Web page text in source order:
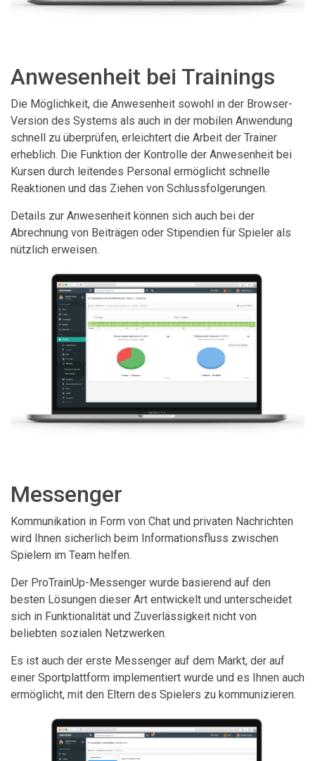
Anwesenheit bei Trainings
Die Möglichkeit, die Anwesenheit sowohl in der Browser-
Version des Systems als auch in der mobilen Anwendung
schnell zu überprüfen, erleichtert die Arbeit der Trainer
erheblich. Die Funktion der Kontrolle der Anwesenheit bei
Kursen durch leitendes Personal ermöglicht schnelle
Reaktionen und das Ziehen von Schlussfolgerungen.
Details zur Anwesenheit können sich auch bei der
Abrechnung von Beiträgen oder Stipendien für Spieler als
nützlich erweisen.
Messenger
Kommunikation in Form von Chat und privaten Nachrichten
wird Ihnen sicherlich beim Informationsfluss zwischen
Spielern im Team helfen.
Der ProTrainUp-Messenger wurde basierend auf den
besten Lösungen dieser Art entwickelt und unterscheidet
sich in Funktionalität und Zuverlässigkeit nicht von
beliebten sozialen Netzwerken.
Es ist auch der erste Messenger auf dem Markt, der auf
einer Sportplattform implementiert wurde und es Ihnen auch
ermöglicht, mit den Eltern des Spielers zu kommunizieren.